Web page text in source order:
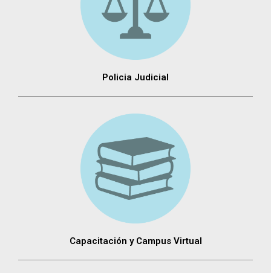
Policia Judicial
Capacitación y Campus Virtual